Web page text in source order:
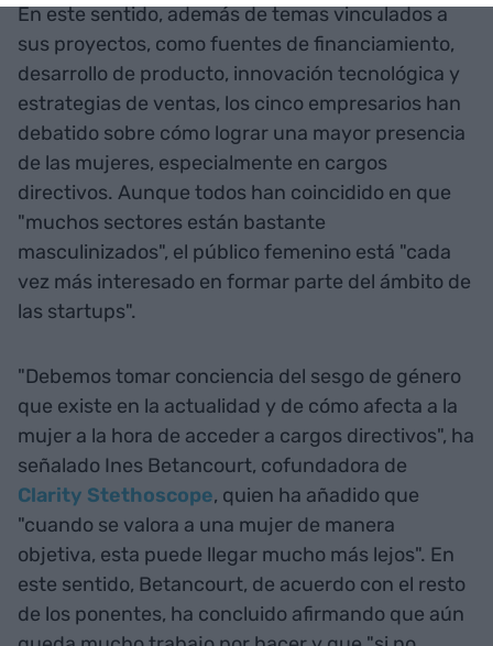
En este sentido, además de temas vinculados a
sus proyectos, como fuentes de financiamiento,
desarrollo de producto, innovación tecnológica y
estrategias de ventas, los cinco empresarios han
debatido sobre cómo lograr una mayor presencia
de las mujeres, especialmente en cargos
directivos. Aunque todos han coincidido en que
"muchos sectores están bastante
masculinizados", el público femenino está "cada
vez más interesado en formar parte del ámbito de
las startups".
"Debemos tomar conciencia del sesgo de género
que existe en la actualidad y de cómo afecta a la
mujer a la hora de acceder a cargos directivos", ha
señalado Ines Betancourt, cofundadora de
Clarity Stethoscope, quien ha añadido que
"cuando se valora a una mujer de manera
objetiva, esta puede llegar mucho más lejos". En
este sentido, Betancourt, de acuerdo con el resto
de los ponentes, ha concluido afirmando que aún